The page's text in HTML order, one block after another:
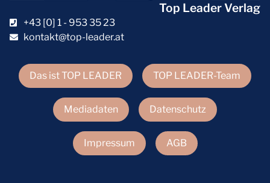
Das ist TOP LEADER TOP LEADER-Team
Mediadaten Datenschutz
Impressum AGB
Top Leader Verlag
+43 [0] 1 - 953 35 23
kontakt@top-leader.at